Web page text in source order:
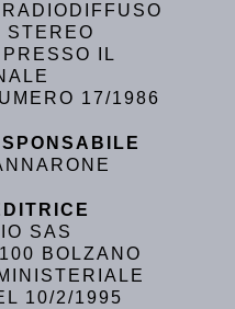
STEREO
IL
17/1986
SAS
BOLZANO
10/2/1995